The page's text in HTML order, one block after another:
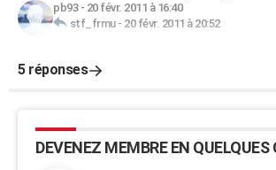
pb93- 20 févr. 2011 à 16:40
stf_frmu- 20 févr. 2011 à 20:52
5 réponses
DEVENEZ MEMBRE EN QUELQUES